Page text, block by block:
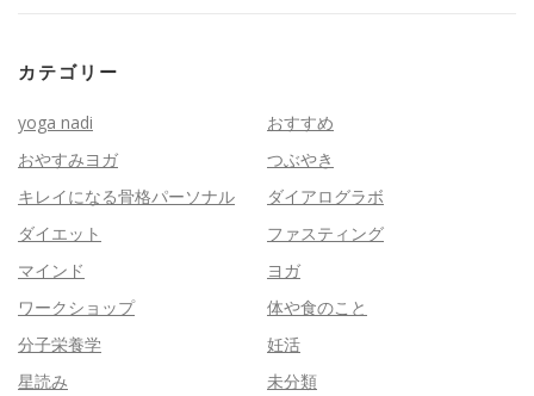
カテゴリー
yoga nadi
おすすめ
おやすみヨガ
つぶやき
キレイになる骨格パーソナル
ダイアログラボ
ダイエット
ファスティング
マインド
ヨガ
ワークショップ
体や食のこと
分子栄養学
妊活
星読み
未分類